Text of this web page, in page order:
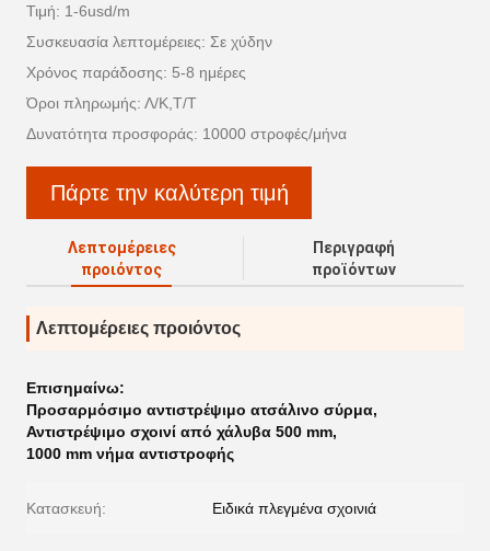
Τιμή: 1-6usd/m
Συσκευασία λεπτομέρειες: Σε χύδην
Χρόνος παράδοσης: 5-8 ημέρες
Όροι πληρωμής: Λ/Κ,Τ/Τ
Δυνατότητα προσφοράς: 10000 στροφές/μήνα
Πάρτε την καλύτερη τιμή
Λεπτομέρειες
προιόντος
Περιγραφή
προϊόντων
Λεπτομέρειες προιόντος
Επισημαίνω:
Προσαρμόσιμο αντιστρέψιμο ατσάλινο σύρμα,
Αντιστρέψιμο σχοινί από χάλυβα 500 mm,
1000 mm νήμα αντιστροφής
Κατασκευή: Ειδικά πλεγμένα σχοινιά